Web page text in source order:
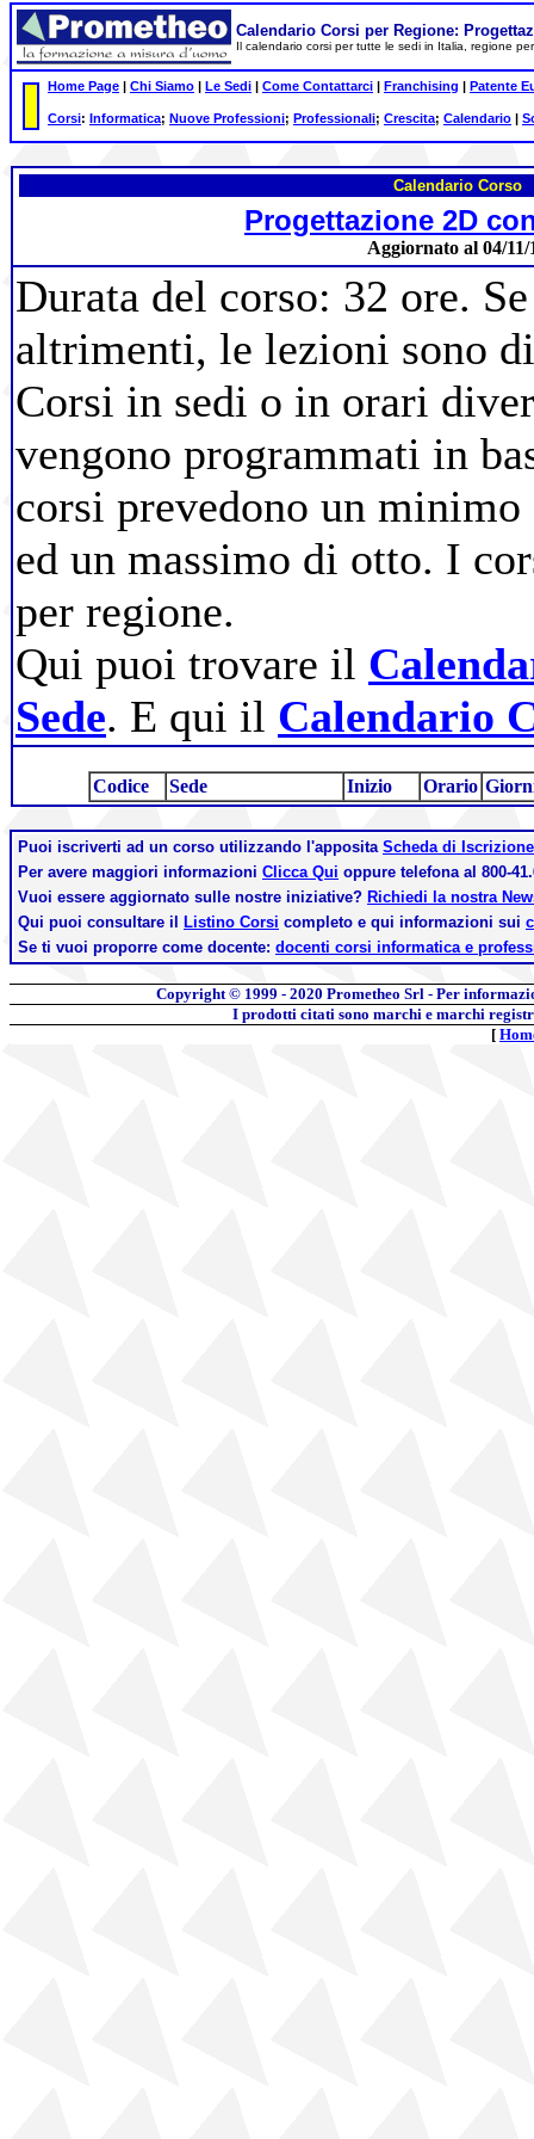
Calendario Corsi per Regione:
Il calendario corsi per tutte le sedi in Italia, regione
Home Page | Chi Siamo | Le Sedi | Come Contattarci | Franchising | Patente
Corsi: Informatica; Nuove Professioni; Professionali; Crescita; Calendario |
Calendario Corso
Progettazione 2D
Aggiornato al 04/11/
Durata del corso: 32 ore.
altrimenti, le lezioni sono
Corsi in sedi o in orari
vengono programmati in
corsi prevedono un
ed un massimo di otto. I
per regione.
Qui puoi trovare il
Sede. E qui il Calendario
Codice Sede Inizio Orario
Puoi iscriverti ad un corso utilizzando l'apposita Scheda di Iscrizione
Per avere maggiori informazioni Clicca Qui oppure telefona al 800-
Vuoi essere aggiornato sulle nostre iniziative? Richiedi la nostra
Qui puoi consultare il
Listino Corsi completo e qui informazioni sui
Se ti vuoi proporre come docente: docenti corsi informatica e
Copyright © 1999 - 2020 Prometheo Srl - Per
I prodotti citati sono marchi e marchi
[